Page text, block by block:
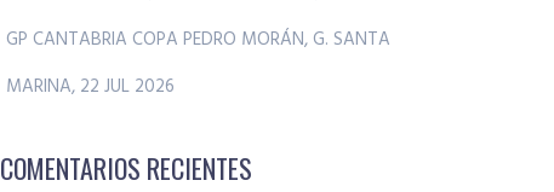
GP CANTABRIA COPA PEDRO MORÁN, G. SANTA
MARINA, 22 JUL 2026
COMENTARIOS RECIENTES